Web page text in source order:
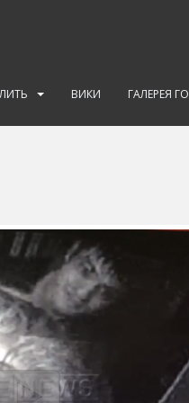
ВИКИ ГАЛЕРЕЯ